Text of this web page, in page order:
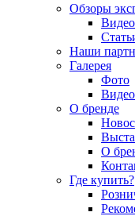
Обзоры
Видео
Наши
Галерея
Фото
Видео
О бренде
О
Где купить?